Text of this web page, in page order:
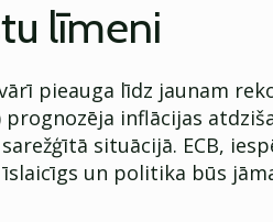
līmeni
pieauga līdz jaunam
prognozēja inflācijas
situācijā. ECB,
un politika būs